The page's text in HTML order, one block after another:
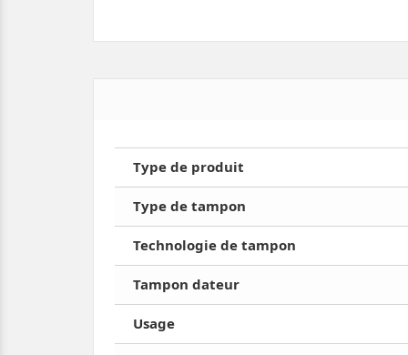
Type de produit
Type de tampon
Technologie de tampon
Tampon dateur
Usage